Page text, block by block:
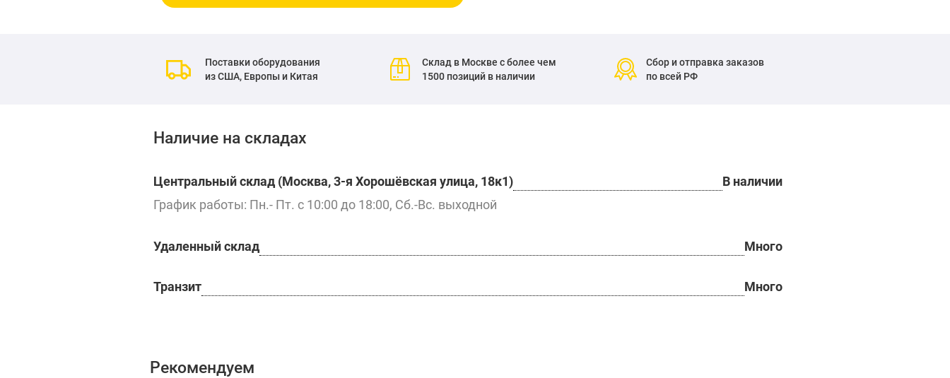
Поставки оборудования
из США, Европы и Китая
Склад в Москве с более чем
1500 позиций в наличии
Сбор и отправка заказов
по всей РФ
Наличие на складах
Центральный склад (Москва, 3-я Хорошёвская улица, 18к1)
В наличии
График работы: Пн.- Пт. с 10:00 до 18:00, Сб.-Вс. выходной
Удаленный склад Много
Транзит Много
Рекомендуем